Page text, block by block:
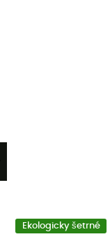
Ekologicky šetrné